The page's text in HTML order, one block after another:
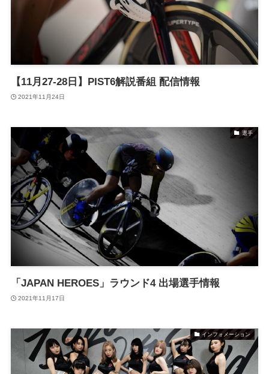
【11月27-28日】PIST6解説番組 配信情報
2021年11月24日
選手
「JAPAN HEROES」ラウンド4 出場選手情報
2021年11月17日
インフォメーション